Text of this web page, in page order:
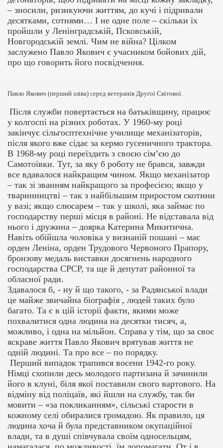
– зносили, ризикуючи життям, до кучі і підривали
десятками, сотнями… І не одне поле – скільки їх
пройшли у Ленінградській, Псковській,
Новгородській землі. Чим не війна? Цілком
заслужено Павло Якович є учасником бойових дій,
про що говорить його посвідчення.
Павло Якович (перший зліва) серед ветеранів Другої Світової.
Після служби повертається на батьківщину, працює
у колгоспі на різних роботах. У 1960-му році
закінчує сільгосптехнічне училище механізаторів,
після якого вже сідає за кермо гусеничного трактора.
В 1968-му році переїздить з своєю сім’єю до
Самотоївки. Тут, за яку б роботу не брався, завжди
все вдавалося найкращим чином. Якщо механізатор
– так зі званням найкращого за професією; якщо у
тваринництві – так з найбільшим приростом скотини
у вазі; якщо слюсарем – так у школі, яка займає по
господарству перші місця в районі. Не відставала від
нього і дружина – доярка Катерина Микитична.
Навіть обійшла чоловіка у визнаній пошані – має
орден Леніна, орден Трудового Червоного Прапору,
бронзову медаль виставки досягнень народного
господарства СРСР, та ще й депутат районної та
обласної ради.
Здавалося б, - ну й що такого, - за Радянської влади
це майже звичайна біографія , людей таких було
багато. Та є в цій історії факти, якими може
похвалитися одна людина на десятки тисяч, а,
можливо, і одна на мільйон. Справа у тім, що за своє
яскраве життя Павло Якович врятував життя не
одній людині. Та про все – по порядку.
Перший випадок трапився восени 1942-го року.
Німці схопили десь молодого партизана й зачинили
його в клуні, біля якої поставили свого вартового. На
відміну від поліцаїв, які йшли на службу, так би
мовити – «за покликанням», сільські старости в
кожному селі обиралися громадою. Як правило, ця
людина хоча й була представником окупаційної
влади, та в душі співчувала своїм односельцям,